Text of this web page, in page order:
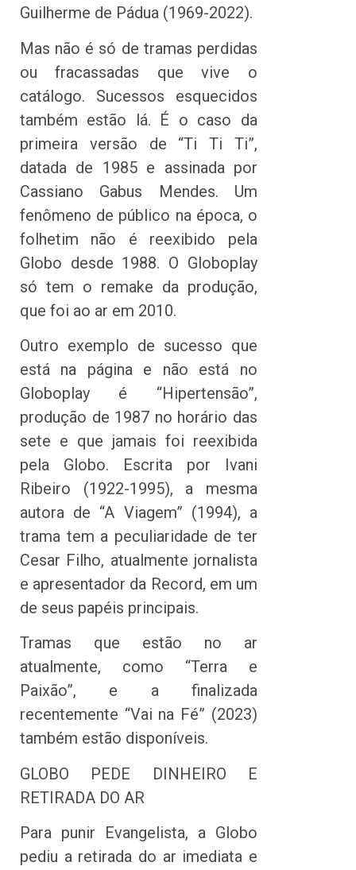
Guilherme de Pádua (1969-2022).
Mas não é só de tramas perdidas
ou fracassadas que vive o
catálogo. Sucessos esquecidos
também estão lá. É o caso da
primeira versão de “Ti Ti Ti”,
datada de 1985 e assinada por
Cassiano Gabus Mendes. Um
fenômeno de público na época, o
folhetim não é reexibido pela
Globo desde 1988. O Globoplay
só tem o remake da produção,
que foi ao ar em 2010.
Outro exemplo de sucesso que
está na página e não está no
Globoplay é “Hipertensão”,
produção de 1987 no horário das
sete e que jamais foi reexibida
pela Globo. Escrita por Ivani
Ribeiro (1922-1995), a mesma
autora de “A Viagem” (1994), a
trama tem a peculiaridade de ter
Cesar Filho, atualmente jornalista
e apresentador da Record, em um
de seus papéis principais.
Tramas que estão no ar
atualmente, como “Terra e
Paixão”, e a finalizada
recentemente “Vai na Fé” (2023)
também estão disponíveis.
GLOBO PEDE DINHEIRO E
RETIRADA DO AR
Para punir Evangelista, a Globo
pediu a retirada do ar imediata e